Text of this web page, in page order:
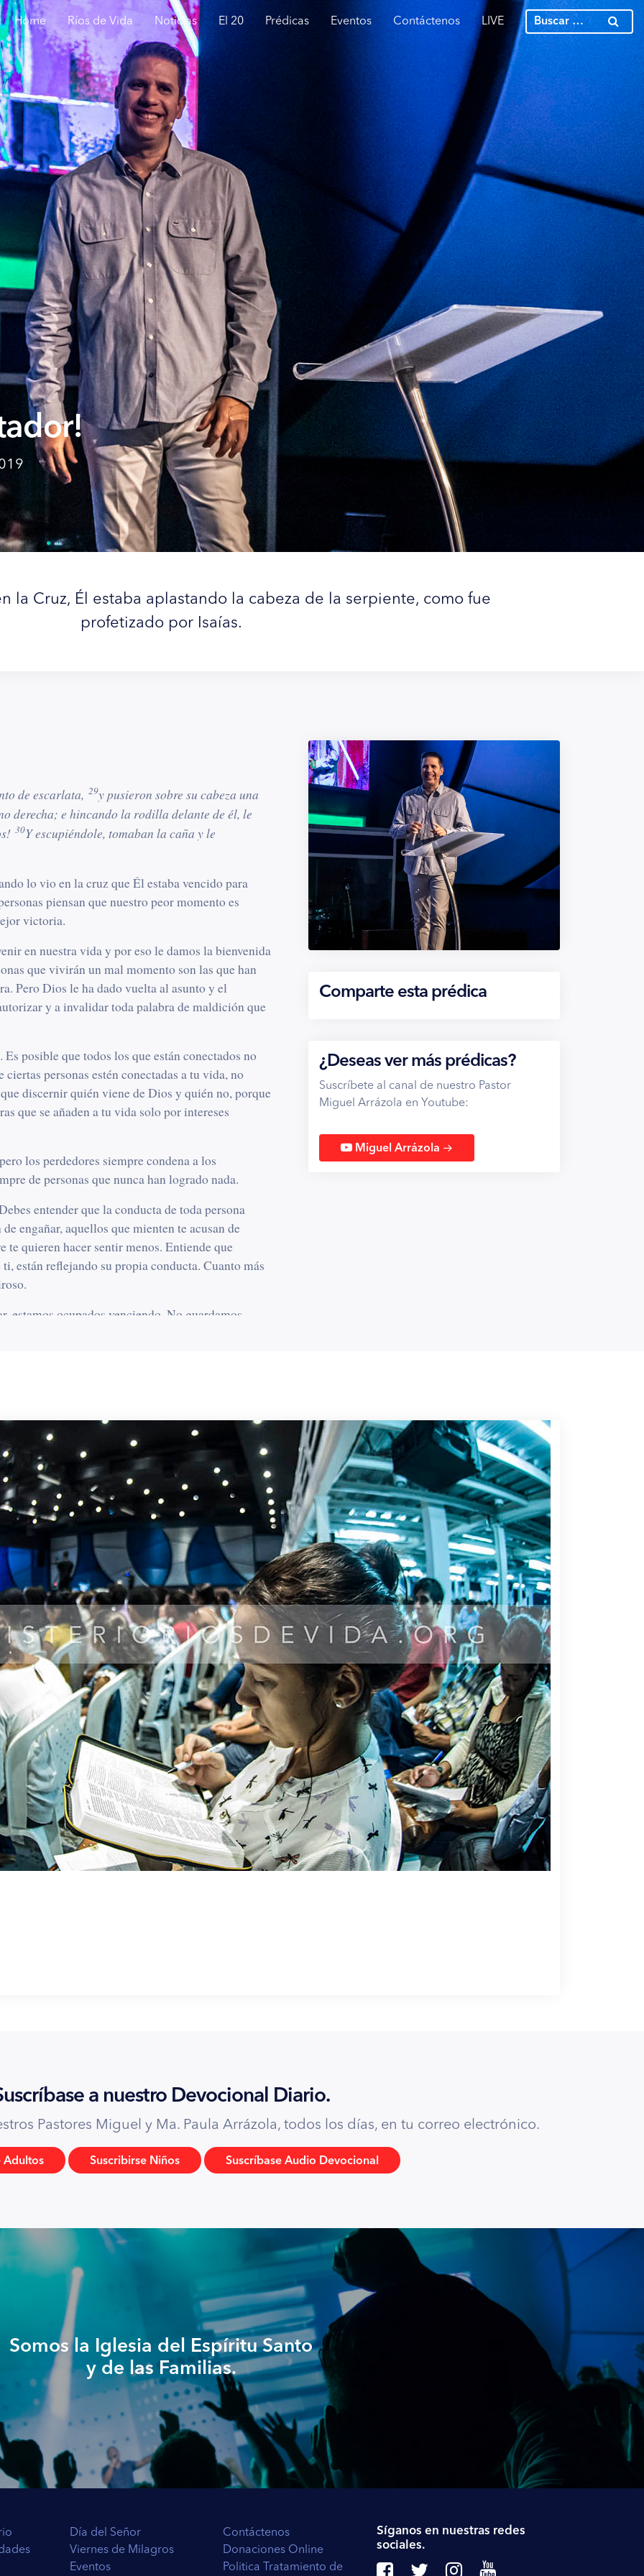
Home Ríos de Vida Noticias El 20 Prédicas Eventos Contáctenos LIVE
la Cruz, Él estaba aplastando la cabeza de la serpiente, como fue
profetizado por Isaías.
de escarlata, 29y pusieron sobre su cabeza una
derecha; e hincando la rodilla delante de él, le
30Y escupiéndole, tomaban la caña y le
lo vio en la cruz que Él estaba vencido para
piensan que nuestro peor momento es
victoria.
en nuestra vida y por eso le damos la bienvenida
que vivirán un mal momento son las que han
Pero Dios le ha dado vuelta al asunto y el
y a invalidar toda palabra de maldición que
posible que todos los que están conectados no
personas estén conectadas a tu vida, no
discernir quién viene de Dios y quién no, porque
que se añaden a tu vida solo por intereses
los perdedores siempre condena a los
de personas que nunca han logrado nada.
entender que la conducta de toda persona
engañar, aquellos que mienten te acusan de
te quieren hacer sentir menos. Entiende que
están reflejando su propia conducta. Cuanto más
estamos ocupados venciendo. No guardamos
de aceptar y más fácil de extenderse. Pero la
tóxicas, calumniadoras, burlonas, tienen una
la manera de controlar la forma en que potros
es tu escudo y quien te guarda siempre. Así que
copiadores de ti que quizás te roben la
las personas cambien, sino que nos permite
sobre tu vida que así es como vas a saber que
han profetizado ha sucedido, porque la unción y
al suelo. Y es que, ¿quién puede maldecir a
no te va a importar lo que la gente diga ni te debe
aprender a no juzgar a las personas por las
que manejan estos aspectos muy bien para
en mal estado sigue siendo blanca, hasta que la
a la esencia de las personas.
A mí me encanta el enfoque de la vida de Jesús, Él
conmocionó al diablo:
“Consumado es”. Esto
essignificamisión cumplida.
se transformó en una corona de gloria, aquella que
regresó. La sangre derramada por la corona de
el diablo le quitó a Adán.
ha sido un símbolo de autoridad.
llenad la tierra, y sojuzgadla, y señoread
en todas las bestias que se mueven sobre la tierra”.
de nosotros! porque pecamos”.
para tentar a Jesús:
en un momento todos los reinos de la tierra. 6
Y le
gloria de ellos; porque a mí me ha sido
me adorares, todos serán tuyos”.
porque esa corona derramó sangre y toda la
debido a su pecado.
de tu mujer, y comiste del árbol de que te mandé
por tu causa; con dolor comerás de ella todos
y comerás plantas del campo. 19 Con el sudor
la tierra, porque de ella fuiste tomado; pues polvo
fue redimida de toda maldición. ¡Hay mucho
legítimo de coronarse con la corona de gloria. Y
por eso dijo
consumado es.
Comparte esta prédica
¿Deseas ver más prédicas?
Suscríbete al canal de nuestro Pastor
Miguel Arrázola en Youtube:
Miguel Arrázola →
a nuestro Devocional Diario.
Pastores Miguel y Ma. Paula Arrázola, todos los días, en tu correo electrónico.
Adultos Suscribirse Niños Suscríbase Audio Devocional
Somos la Iglesia del Espíritu Santo
y de las Familias.
Día del Señor
Viernes de Milagros
Eventos
Contáctenos
Donaciones Online
Politica Tratamiento de
Síganos en nuestras redes
sociales.